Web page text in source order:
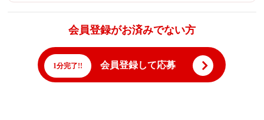
会員登録がお済みでない方
1分完了!! 会員登録して応募